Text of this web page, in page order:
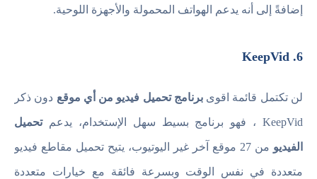
إضافةً إلى أنه يدعم الهواتف المحمولة والأجهزة اللوحية.
6. KeepVid
لن تكتمل قائمة اقوىبرنامج تحميل فيديو من أي موقع دون ذكر
KeepVid ، فهو برنامج بسيط سهل الإستخدام، يدعم تحميل
الفيديو من 27 موقع آخر غير اليوتيوب، يتيح تحميل مقاطع فيديو
متعددة في نفس الوقت وبسرعة فائقة مع خيارات متعددة